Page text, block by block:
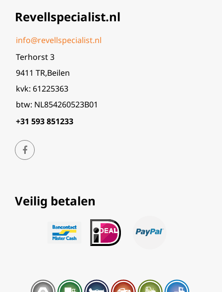
Revellspecialist.nl
info@revellspecialist.nl
Terhorst 3
9411 TR,Beilen
kvk: 61225363
btw: NL854260523B01
+31 593 851233
Veilig betalen